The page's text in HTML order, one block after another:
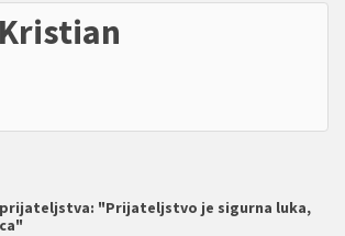
Kristian
prijateljstva: "Prijateljstvo je sigurna luka,